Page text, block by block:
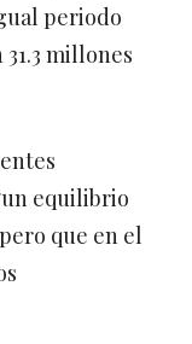
periodo
millones
equilibrio
que en el